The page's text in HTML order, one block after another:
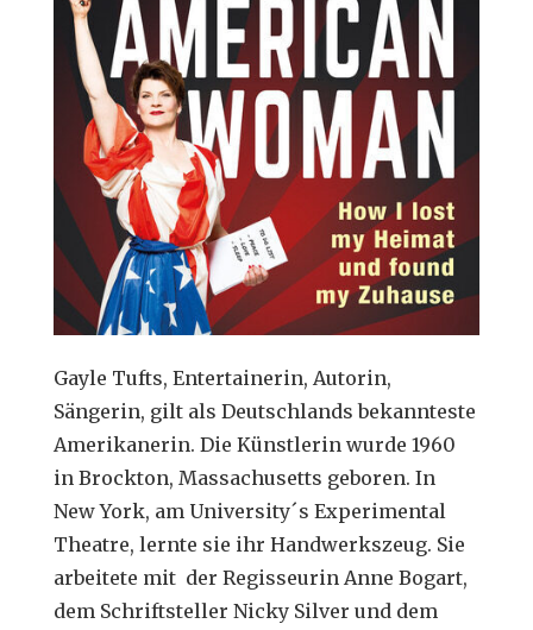
Gayle Tufts, Entertainerin, Autorin,
Sängerin, gilt als Deutschlands bekannteste
Amerikanerin. Die Künstlerin wurde 1960
in Brockton, Massachusetts geboren. In
New York, am University´s Experimental
Theatre, lernte sie ihr Handwerkszeug. Sie
arbeitete mit der Regisseurin Anne Bogart,
dem Schriftsteller Nicky Silver und dem